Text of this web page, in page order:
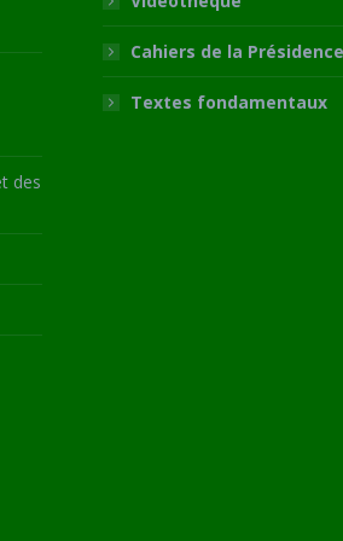
des
Cahiers de la Présidence
Textes fondamentaux